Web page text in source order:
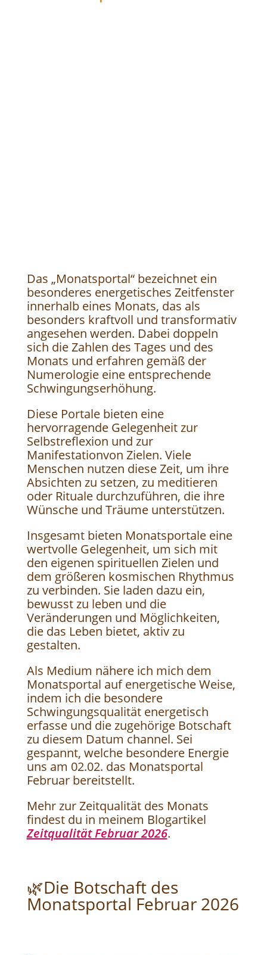
Das „Monatsportal“ bezeichnet ein
besonderes energetisches Zeitfenster
innerhalb eines Monats, das als
besonders kraftvoll und transformativ
angesehen werden. Dabei doppeln
sich die Zahlen des Tages und des
Monats und erfahren gemäß der
Numerologie eine entsprechende
Schwingungserhöhung.
Diese Portale bieten eine
hervorragende Gelegenheit zur
Selbstreflexion und zur
Manifestationvon Zielen. Viele
Menschen nutzen diese Zeit, um ihre
Absichten zu setzen, zu meditieren
oder Rituale durchzuführen, die ihre
Wünsche und Träume unterstützen.
Insgesamt bieten Monatsportale eine
wertvolle Gelegenheit, um sich mit
den eigenen spirituellen Zielen und
dem größeren kosmischen Rhythmus
zu verbinden. Sie laden dazu ein,
bewusst zu leben und die
Veränderungen und Möglichkeiten,
die das Leben bietet, aktiv zu
gestalten.
Als Medium nähere ich mich dem
Monatsportal auf energetische Weise,
indem ich die besondere
Schwingungsqualität energetisch
erfasse und die zugehörige Botschaft
zu diesem Datum channel. Sei
gespannt, welche besondere Energie
uns am 02.02. das Monatsportal
Februar bereitstellt.
Mehr zur Zeitqualität des Monats
findest du in meinem Blogartikel
Zeitqualität Februar 2026.
🌿Die Botschaft des
Monatsportal Februar 2026